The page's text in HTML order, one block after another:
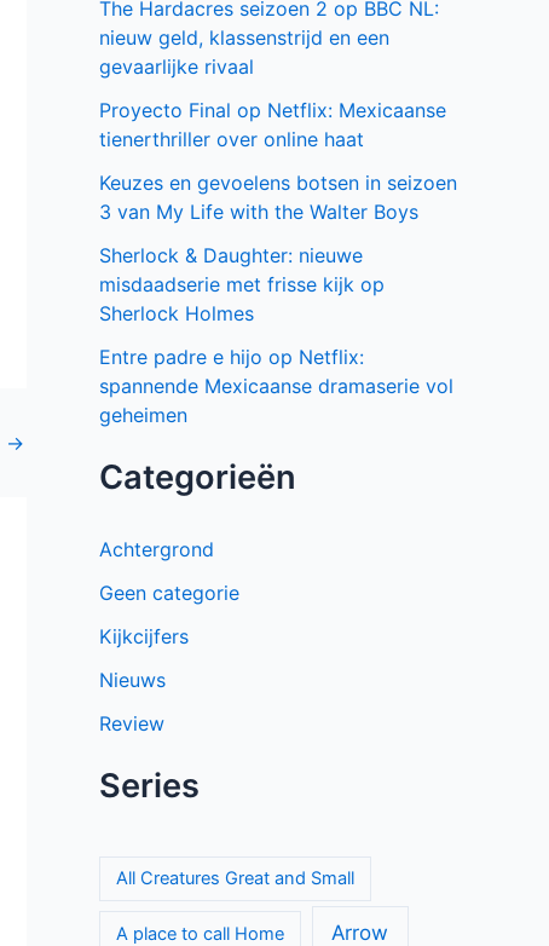
→
The Hardacres seizoen 2 op BBC NL:
nieuw geld, klassenstrijd en een
gevaarlijke rivaal
Proyecto Final op Netflix: Mexicaanse
tienerthriller over online haat
Keuzes en gevoelens botsen in seizoen
3 van My Life with the Walter Boys
Sherlock & Daughter: nieuwe
misdaadserie met frisse kijk op
Sherlock Holmes
Entre padre e hijo op Netflix:
spannende Mexicaanse dramaserie vol
geheimen
Categorieën
Achtergrond
Geen categorie
Kijkcijfers
Nieuws
Review
Series
All Creatures Great and Small
A place to call Home Arrow